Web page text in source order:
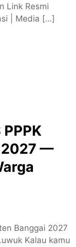
Link Resmi
| Media […]
2027 —
Banggai 2027
Kalau kamu